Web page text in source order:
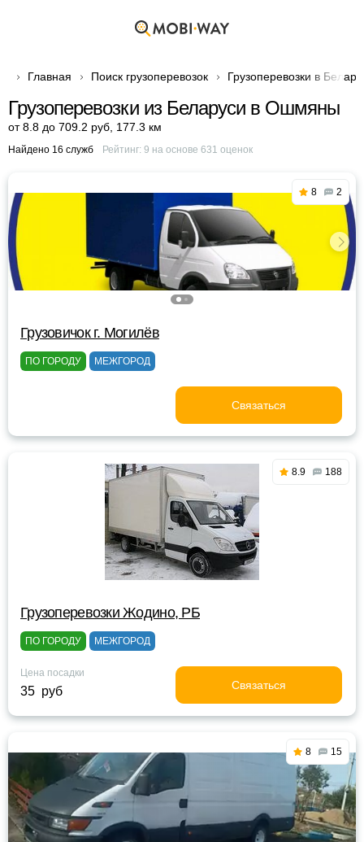
Главная Поиск грузоперевозок Грузоперевозки в
Грузоперевозки из Беларуси в Ошмяны
от 8.8 до 709.2 руб 177.3 км
Найдено 16 служб Рейтинг: 9 на основе 631 оценок
8 2
Грузовичок г. Могилёв
ПО ГОРОДУ МЕЖГОРОД
Связаться
8.9 188
Грузоперевозки Жодино, РБ
ПО ГОРОДУ МЕЖГОРОД
Цена посадки
35 руб Связаться
8 15